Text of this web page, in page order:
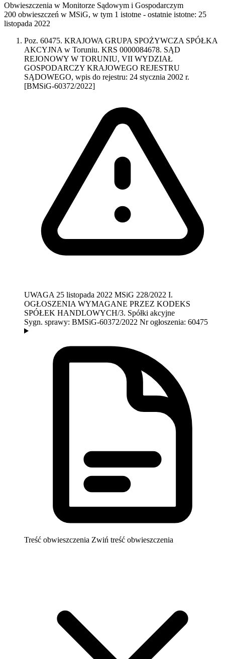
Obwieszczenia w Monitorze Sądowym i Gospodarczym
200 obwieszczeń w MSiG, w tym 1 istotne - ostatnie istotne: 25
listopada 2022
Poz. 60475. KRAJOWA GRUPA SPOŻYWCZA SPÓŁKA
AKCYJNA w Toruniu. KRS 0000084678. SĄD
REJONOWY W TORUNIU, VII WYDZIAŁ
GOSPODARCZY KRAJOWEGO REJESTRU
SĄDOWEGO, wpis do rejestru: 24 stycznia 2002 r.
[BMSiG-60372/2022]
UWAGA 25 listopada 2022 MSiG 228/2022 I.
OGŁOSZENIA WYMAGANE PRZEZ KODEKS
SPÓŁEK HANDLOWYCH/3. Spółki akcyjne
Sygn. sprawy: BMSiG-60372/2022 Nr ogłoszenia: 60475
Treść obwieszczenia Zwiń treść obwieszczenia